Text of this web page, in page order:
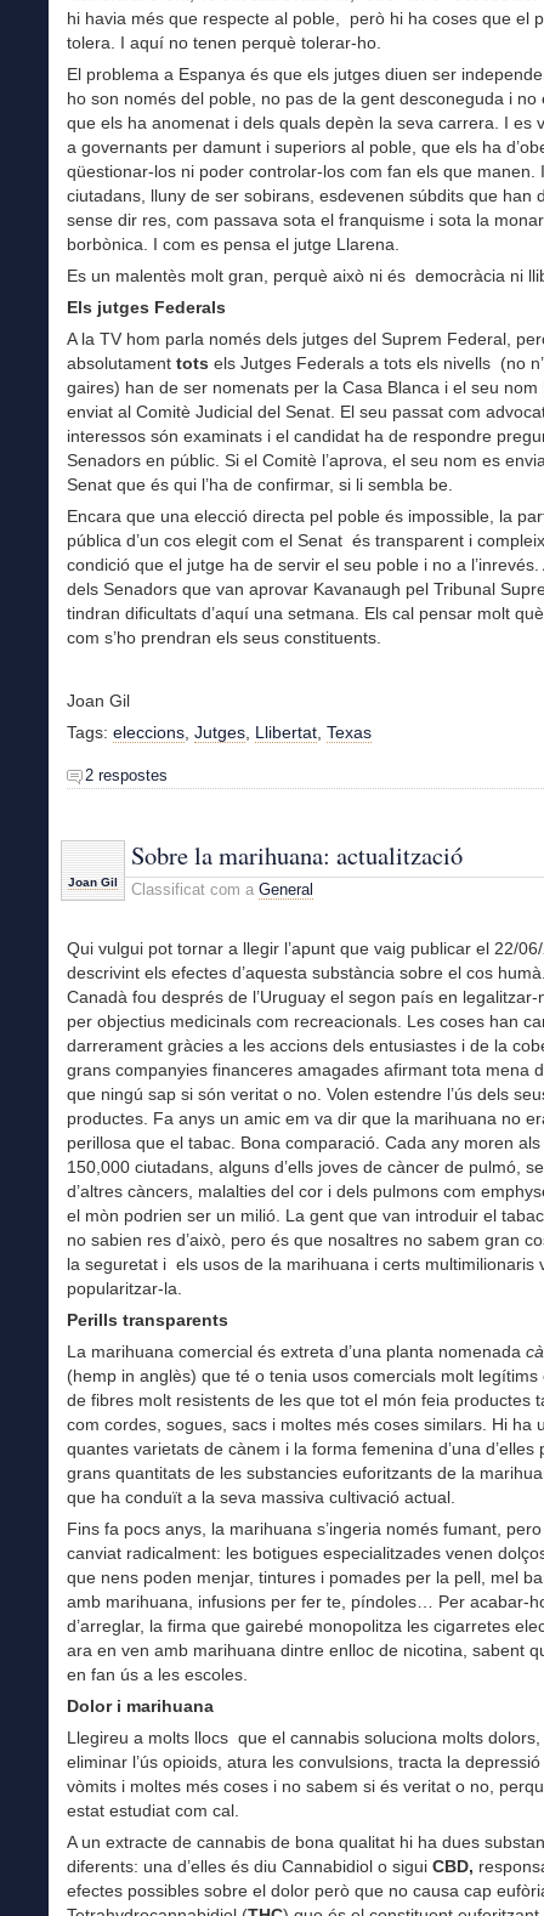
hi havia més que respecte al poble, però hi ha coses que el
tolera. I aquí no tenen perquè tolerar-ho.
El problema a Espanya és que els jutges diuen ser
ho son només del poble, no pas de la gent desconeguda i no
que els ha anomenat i dels quals depèn la seva carrera. I es
a governants per damunt i superiors al poble, que els ha
qüestionar-los ni poder controlar-los com fan els que manen.
ciutadans, lluny de ser sobirans, esdevenen súbdits que han
sense dir res, com passava sota el franquisme i sota la
borbònica. I com es pensa el jutge Llarena.
Es un malentès molt gran, perquè això ni és democràcia ni
Els jutges Federals
A la TV hom parla només dels jutges del Suprem Federal,
absolutament tots els Jutges Federals a tots els nivells (no
gaires) han de ser nomenats per la Casa Blanca i el seu nom
enviat al Comitè Judicial del Senat. El seu passat com
interessos són examinats i el candidat ha de respondre
Senadors en públic. Si el Comitè l’aprova, el seu nom es
Senat que és qui l’ha de confirmar, si li sembla be.
Encara que una elecció directa pel poble és impossible, la
pública d’un cos elegit com el Senat és transparent i
condició que el jutge ha de servir el seu poble i no a l’inrevés.
dels Senadors que van aprovar Kavanaugh pel Tribunal
tindran dificultats d’aquí una setmana. Els cal pensar molt
com s’ho prendran els seus constituents.
Joan Gil
Tags: eleccions, Jutges, Llibertat, Texas
2 respostes
Joan Gil
Sobre la marihuana: actualització
Classificat com a General
Qui vulgui pot tornar a llegir l’apunt que vaig publicar el 22/
descrivint els efectes d’aquesta substància sobre el cos
Canadà fou després de l’Uruguay el segon país en legalitzar-
per objectius medicinals com recreacionals. Les coses han
darrerament gràcies a les accions dels entusiastes i de la
grans companyies financeres amagades afirmant tota mena
que ningú sap si són veritat o no. Volen estendre l’ús dels
productes. Fa anys un amic em va dir que la marihuana no
perillosa que el tabac. Bona comparació. Cada any moren als
150,000 ciutadans, alguns d’ells joves de càncer de pulmó,
d’altres càncers, malalties del cor i dels pulmons com
el mòn podrien ser un milió. La gent que van introduir el tabac
no sabien res d’això, pero és que nosaltres no sabem gran
la seguretat i els usos de la marihuana i certs multimilionaris
popularitzar-la.
Perills transparents
La marihuana comercial és extreta d’una planta nomenada
(hemp in anglès) que té o tenia usos comercials molt legítims
de fibres molt resistents de les que tot el món feia productes
com cordes, sogues, sacs i moltes més coses similars. Hi ha
quantes varietats de cànem i la forma femenina d’una d’elles
grans quantitats de les substancies euforitzants de la
que ha conduït a la seva massiva cultivació actual.
Fins fa pocs anys, la marihuana s’ingeria només fumant,
canviat radicalment: les botigues especialitzades venen
que nens poden menjar, tintures i pomades per la pell, mel
amb marihuana, infusions per fer te, píndoles… Per acabar-
d’arreglar, la firma que gairebé monopolitza les cigarretes
ara en ven amb marihuana dintre enlloc de nicotina, sabent
en fan ús a les escoles.
Dolor i marihuana
Llegireu a molts llocs que el cannabis soluciona molts
eliminar l’ús opioids, atura les convulsions, tracta la depressió
vòmits i moltes més coses i no sabem si és veritat o no,
estat estudiat com cal.
A un extracte de cannabis de bona qualitat hi ha dues
diferents: una d’elles és diu Cannabidiol o sigui CBD,
efectes possibles sobre el dolor però que no causa cap